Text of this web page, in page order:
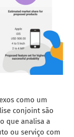
como um
conjoint são
que analisa a
ou serviço com